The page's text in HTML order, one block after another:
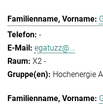
-
egatuzz@...
X2 -
Hochenergie